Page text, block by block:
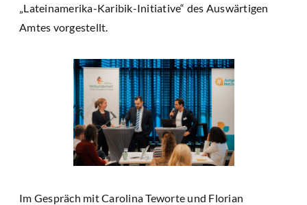
„Lateinamerika-Karibik-Initiative“ des Auswärtigen
Amtes vorgestellt.
Im Gespräch mit Carolina Teworte und Florian